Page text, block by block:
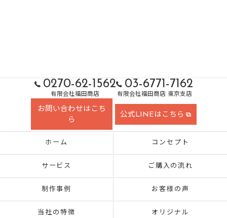
0270-62-1562
有限会社福田商店
03-6771-7162
有限会社福田商店 東京支店
お問い合わせはこち
ら
公式LINEはこちら
ホーム コンセプト
サービス ご購入の流れ
制作事例 お客様の声
当社の特徴 オリジナル